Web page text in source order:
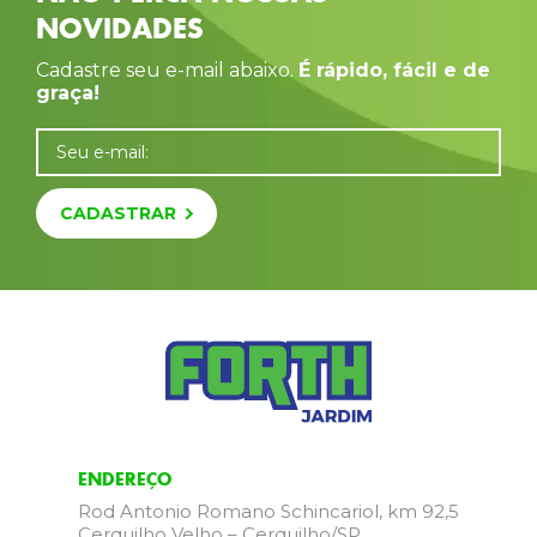
NOVIDADES
Cadastre seu e-mail abaixo. É rápido, fácil e de
graça!
Seu e-mail:
CADASTRAR
ENDEREÇO
Rod Antonio Romano Schincariol, km 92,5